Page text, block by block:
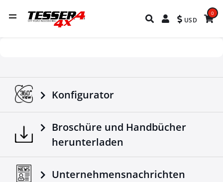
USD
0
Konfigurator
Broschüre und Handbücher
herunterladen
Unternehmensnachrichten